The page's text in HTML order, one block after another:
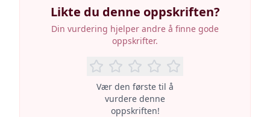
Likte du denne oppskriften?
Din vurdering hjelper andre å finne gode
oppskrifter.
Vær den første til å
vurdere denne
oppskriften!